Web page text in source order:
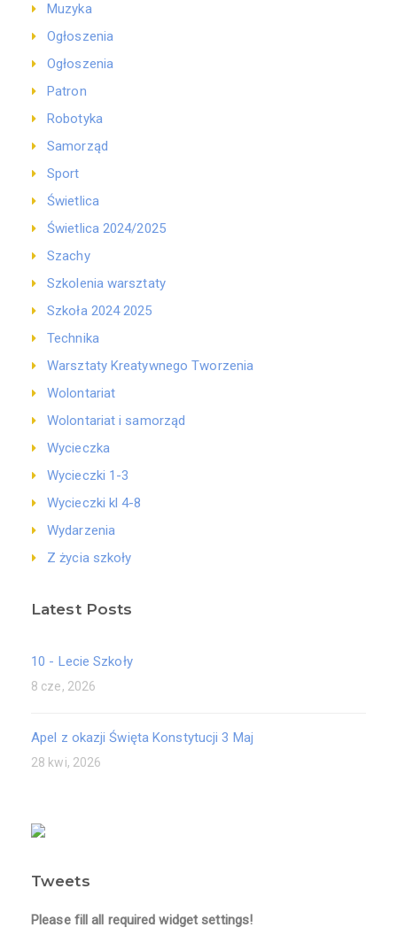
Muzyka
Ogłoszenia
Ogłoszenia
Patron
Robotyka
Samorząd
Sport
Świetlica
Świetlica 2024/2025
Szachy
Szkolenia warsztaty
Szkoła 2024 2025
Technika
Warsztaty Kreatywnego Tworzenia
Wolontariat
Wolontariat i samorząd
Wycieczka
Wycieczki 1-3
Wycieczki kl 4-8
Wydarzenia
Z życia szkoły
Latest Posts
10 - Lecie Szkoły
8 cze, 2026
Apel z okazji Święta Konstytucji 3 Maj
28 kwi, 2026
Tweets
Please fill all required widget settings!